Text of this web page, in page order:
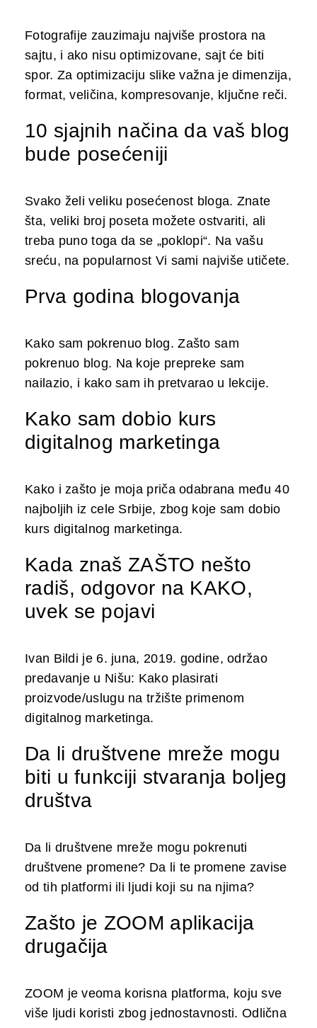
Fotografije zauzimaju najviše prostora na
sajtu, i ako nisu optimizovane, sajt će biti
spor. Za optimizaciju slike važna je dimenzija,
format, veličina, kompresovanje, ključne reči.
10 sjajnih načina da vaš blog
bude posećeniji
Svako želi veliku posećenost bloga. Znate
šta, veliki broj poseta možete ostvariti, ali
treba puno toga da se „poklopi“. Na vašu
sreću, na popularnost Vi sami najviše utičete.
Prva godina blogovanja
Kako sam pokrenuo blog. Zašto sam
pokrenuo blog. Na koje prepreke sam
nailazio, i kako sam ih pretvarao u lekcije.
Kako sam dobio kurs
digitalnog marketinga
Kako i zašto je moja priča odabrana među 40
najboljih iz cele Srbije, zbog koje sam dobio
kurs digitalnog marketinga.
Kada znaš ZAŠTO nešto
radiš, odgovor na KAKO,
uvek se pojavi
Ivan Bildi je 6. juna, 2019. godine, održao
predavanje u Nišu: Kako plasirati
proizvode/uslugu na tržište primenom
digitalnog marketinga.
Da li društvene mreže mogu
biti u funkciji stvaranja boljeg
društva
Da li društvene mreže mogu pokrenuti
društvene promene? Da li te promene zavise
od tih platformi ili ljudi koji su na njima?
Zašto je ZOOM aplikacija
drugačija
ZOOM je veoma korisna platforma, koju sve
više ljudi koristi zbog jednostavnosti. Odlična